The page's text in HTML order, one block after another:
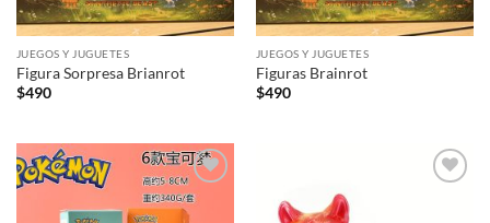
JUEGOS Y JUGUETES
Figura Sorpresa Brianrot
$490
JUEGOS Y JUGUETES
Figuras Brainrot
$490
Añadir